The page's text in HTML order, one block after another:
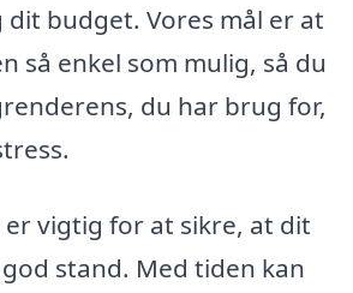
dit budget. Vores mål er at
så enkel som mulig, så du
du har brug for,
vigtig for at sikre, at dit
stand. Med tiden kan